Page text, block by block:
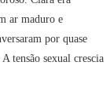
ar maduro e
por quase
tensão sexual crescia